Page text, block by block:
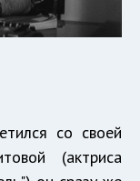
со своей
(актриса